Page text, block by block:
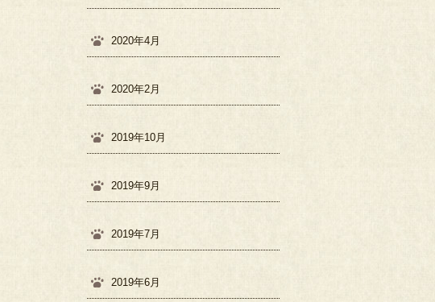
2020年4月
2020年2月
2019年10月
2019年9月
2019年7月
2019年6月